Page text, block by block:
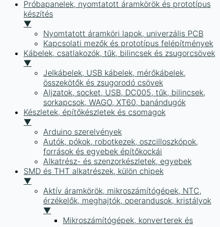
Próbapanelek, nyomtatott áramkörök és prototípus
készítés
▼
Nyomtatott áramköri lapok, univerzális PCB
Kapcsolati mezők és prototípus felépítmények
Kábelek, csatlakozók, tűk, bilincsek és zsugorcsövek
▼
Jelkábelek, USB kábelek, mérőkábelek,
összekötők és zsugorodó csövek
Aljzatok, socket, USB, DC005, tűk, bilincsek,
sorkapcsok, WAGO, XT60, banándugók
Készletek, építőkészletek és csomagok
▼
Arduino szerelvények
Autók, pókok, robotkezek, oszcilloszkópok,
források és egyebek építőkockái
Alkatrész- és szenzorkészletek, egyebek
SMD és THT alkatrészek, külön chipek
▼
Aktív áramkörök, mikroszámítógépek, NTC,
érzékelők, meghajtók, operandusok, kristályok
▼
Mikroszámítógépek, konverterek és